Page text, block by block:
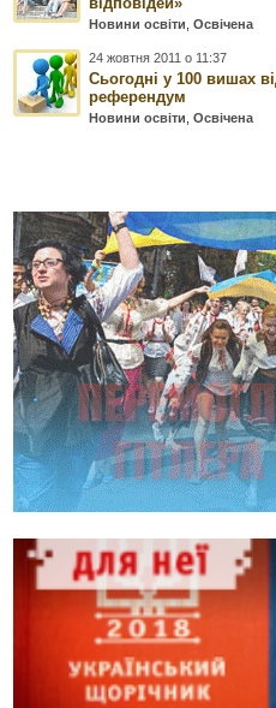
Новини освіти ,Освічена
24 жовтня 2011 о 11:37
Сьогодні у 100 вишах
референдум
Новини освіти ,Освічена